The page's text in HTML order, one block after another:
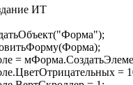
ИТ
=
=